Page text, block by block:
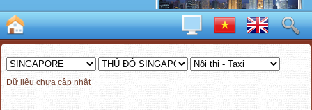
Dữ liệu chưa cập nhật